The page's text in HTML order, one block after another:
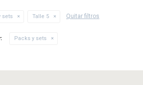
sets Talle 5 Quitar filtros
Packs y sets